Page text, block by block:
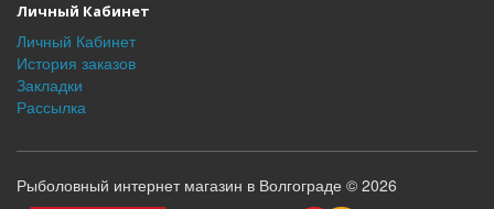
Личный Кабинет
Личный Кабинет
История заказов
Закладки
Рассылка
Рыболовный интернет магазин в Волгограде © 2026